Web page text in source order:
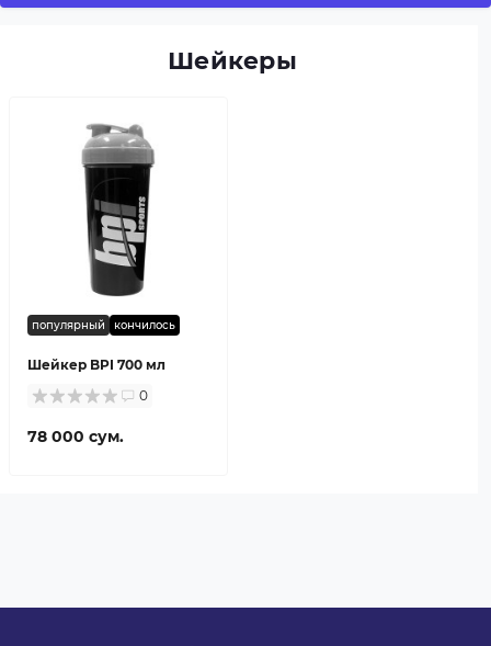
Шейкеры
популярный кончилось
Шейкер BPI 700 мл
0
78 000 сум.